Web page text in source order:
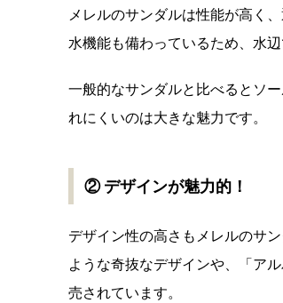
メレルのサンダルは性能が高く
水機能も備わっているため、水
一般的なサンダルと比べるとソ
れにくいのは大きな魅力です。
② デザインが魅力的！
デザイン性の高さもメレルのサ
ような奇抜なデザインや、「ア
売されています。